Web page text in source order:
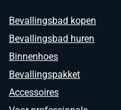
Bevallingsbad kopen
Bevallingsbad huren
Binnenhoes
Bevallingspakket
Accessoires